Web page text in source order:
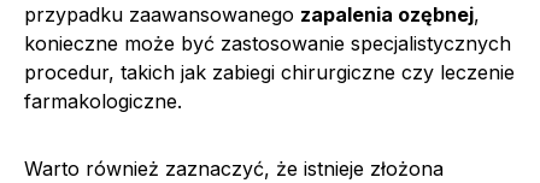
przypadku zaawansowanego zapalenia ozębnej,
konieczne może być zastosowanie specjalistycznych
procedur, takich jak zabiegi chirurgiczne czy leczenie
farmakologiczne.
Warto również zaznaczyć, że istnieje złożona